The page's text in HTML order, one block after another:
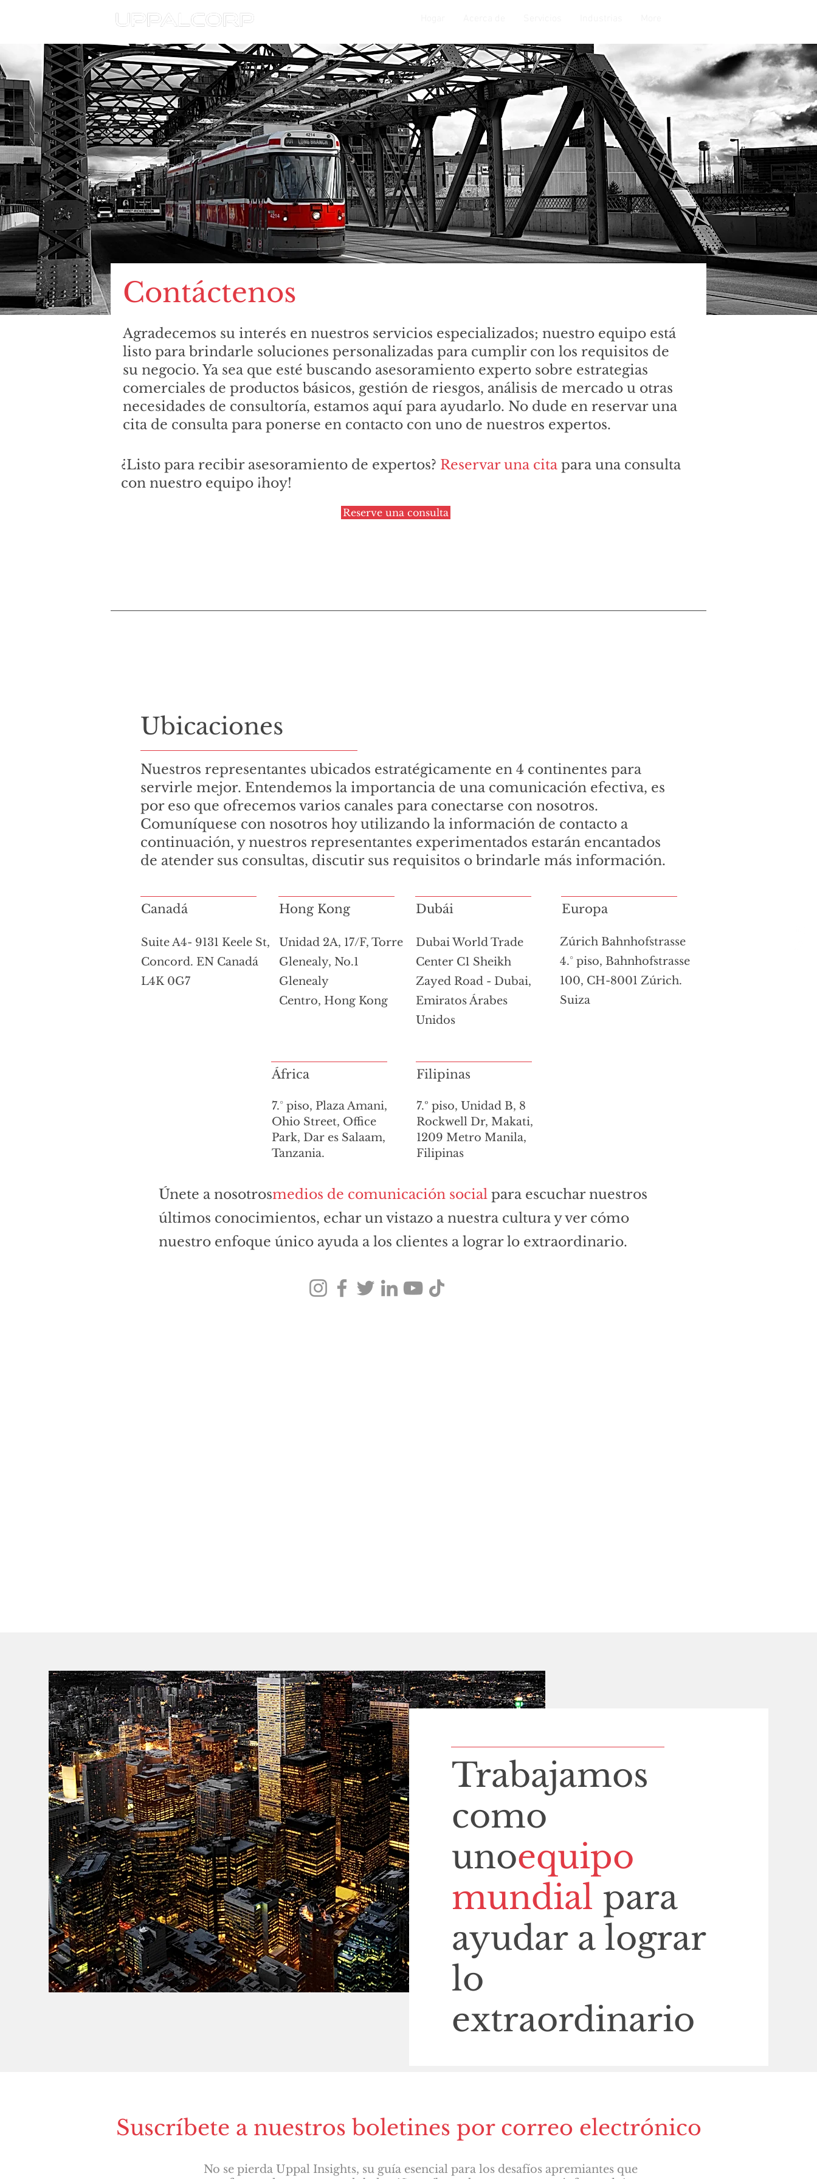
Contáctenos
Agradecemos su interés en nuestros servicios especializados; nuestro equipo está
listo para brindarle soluciones personalizadas para cumplir con los requisitos de
su negocio. Ya sea que esté buscando asesoramiento experto sobre estrategias
comerciales de productos básicos, gestión de riesgos, análisis de mercado u otras
necesidades de consultoría, estamos aquí para ayudarlo. No dude en reservar una
cita de consulta para ponerse en contacto con uno de nuestros expertos.
¿Listo para recibir asesoramiento de expertos? Reservar una cita para una consulta
con nuestro equipo ¡hoy!
Reserve una consulta
Ubicaciones
Nuestros representantes ubicados estratégicamente en 4 continentes para
servirle mejor. Entendemos la importancia de una comunicación efectiva, es
por eso que ofrecemos varios canales para conectarse con nosotros.
Comuníquese con nosotros hoy utilizando la información de contacto a
continuación, y nuestros representantes experimentados estarán encantados
de atender sus consultas, discutir sus requisitos o brindarle más información.
Canadá
Suite A4- 9131 Keele St,
Concord. EN Canadá
L4K 0G7
Hong Kong
Unidad 2A, 17/F, Torre
Glenealy, No.1
Glenealy
Centro, Hong Kong
Dubái
Dubai World Trade
Center C1 Sheikh
Zayed Road - Dubai,
Emiratos Árabes
Unidos
Europa
Zúrich Bahnhofstrasse
4.° piso, Bahnhofstrasse
100, CH-8001 Zúrich.
Suiza
África
7.° piso, Plaza Amani,
Ohio Street, Office
Park, Dar es Salaam,
Tanzania.
Filipinas
7.º piso, Unidad B, 8
Rockwell Dr, Makati,
1209 Metro Manila,
Filipinas
Únete a nosotrosmedios de comunicación social para escuchar nuestros
últimos conocimientos, echar un vistazo a nuestra cultura y ver cómo
nuestro enfoque único ayuda a los clientes a lograr lo extraordinario.
Trabajamos
como
unoequipo
mundial para
ayudar a lograr
lo
extraordinario
Suscríbete a nuestros boletines por correo electrónico
No se pierda Uppal Insights, su guía esencial para los desafíos apremiantes que